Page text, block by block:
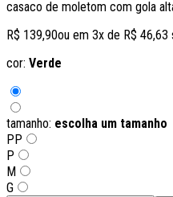
casaco de moletom com gola
R$ 139,90ou em 3x de R$ 46,63
cor: Verde
tamanho: escolha um tamanho
PP
P
M
G